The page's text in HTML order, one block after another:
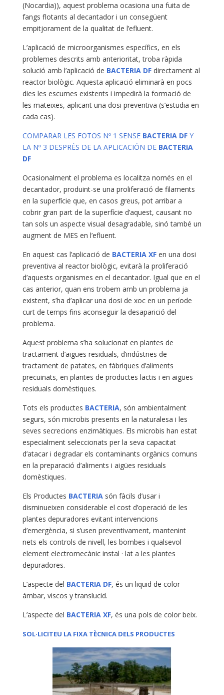
(Nocardia)), aquest problema ocasiona una fuita de
fangs flotants al decantador i un consegüent
empitjorament de la qualitat de l’efluent.
L’aplicació de microorganismes específics, en els
problemes descrits amb anterioritat, troba ràpida
solució amb l’aplicació de BACTERIA DF directament al
reactor biològic. Aquesta aplicació eliminarà en pocs
dies les escumes existents i impedirà la formació de
les mateixes, aplicant una dosi preventiva (s’estudia en
cada cas).
COMPARAR LES FOTOS Nº 1 SENSE BACTERIA DF Y
LA Nº 3 DESPRÈS DE LA APLICACIÓN DE BACTERIA
DF
Ocasionalment el problema es localitza només en el
decantador, produint-se una proliferació de filaments
en la superfície que, en casos greus, pot arribar a
cobrir gran part de la superfície d’aquest, causant no
tan sols un aspecte visual desagradable, sinó també un
augment de MES en l’efluent.
En aquest cas l’aplicació de BACTERIA XF en una dosi
preventiva al reactor biològic, evitarà la proliferació
d’aquests organismes en el decantador. Igual que en el
cas anterior, quan ens trobem amb un problema ja
existent, s’ha d’aplicar una dosi de xoc en un període
curt de temps fins aconseguir la desaparició del
problema.
Aquest problema s’ha solucionat en plantes de
tractament d’aigües residuals, d’indústries de
tractament de patates, en fàbriques d’aliments
precuinats, en plantes de productes lactis i en aigües
residuals domèstiques.
Tots els productes BACTERIA, són ambientalment
segurs, són microbis presents en la naturalesa i les
seves secrecions enzimàtiques. Els microbis han estat
especialment seleccionats per la seva capacitat
d’atacar i degradar els contaminants orgànics comuns
en la preparació d’aliments i aigües residuals
domèstiques.
Els Productes BACTERIA són fàcils d’usar i
disminueixen considerable el cost d’operació de les
plantes depuradores evitant intervencions
d’emergència, si s’usen preventivament, mantenint
nets els controls de nivell, les bombes i qualsevol
element electromecànic instal · lat a les plantes
depuradores.
L’aspecte del BACTERIA DF, és un liquid de color
ámbar, viscos y translucid.
L’aspecte del BACTERIA XF, és una pols de color beix.
SOL·LICITEU LA FIXA TÈCNICA DELS PRODUCTES